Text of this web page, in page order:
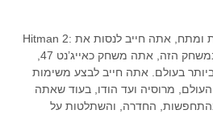
אם אתה אוהב משחקי יריות ומתח, אתה חייב לנסות את Hitman 2:
Silent Assassin למחשב. במשחק הזה, אתה משחק כאייג’נט 47,
ביותר בעולם. אתה חייב לבצע משימות
מרוסיה ועד הודו, בעוד שאתה
החדרה, והשתלטות על